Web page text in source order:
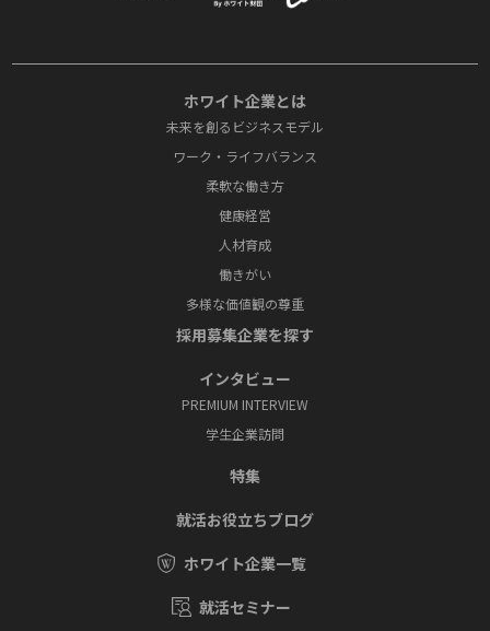
ホワイト企業とは
未来を創るビジネスモデル
ワーク・ライフバランス
柔軟な働き方
健康経営
人材育成
働きがい
多様な価値観の尊重
採⽤募集企業を探す
インタビュー
PREMIUM INTERVIEW
学⽣企業訪問
特集
就活お役⽴ちブログ
ホワイト企業一覧
就活セミナー